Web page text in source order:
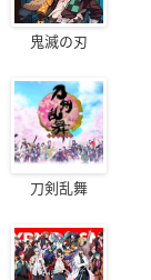
鬼滅の刃
刀剣乱舞